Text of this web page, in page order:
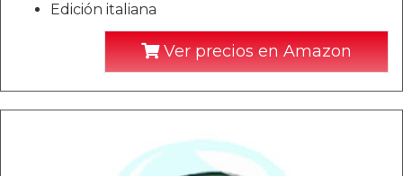
Edición italiana
Ver precios en Amazon